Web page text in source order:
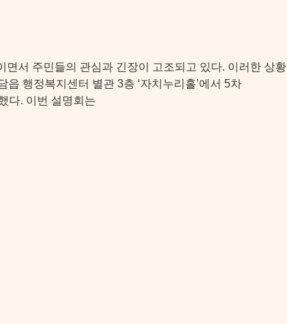
서 주민들의 관심과 긴장이 고조되고 있다. 이러한 상황
행정복지센터 별관 3층 ‘자치누리홀’에서 5차
다. 이번 설명회는